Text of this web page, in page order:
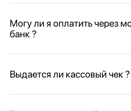
Могу ли я оплатить через
банк ?
Выдается ли кассовый чек ?